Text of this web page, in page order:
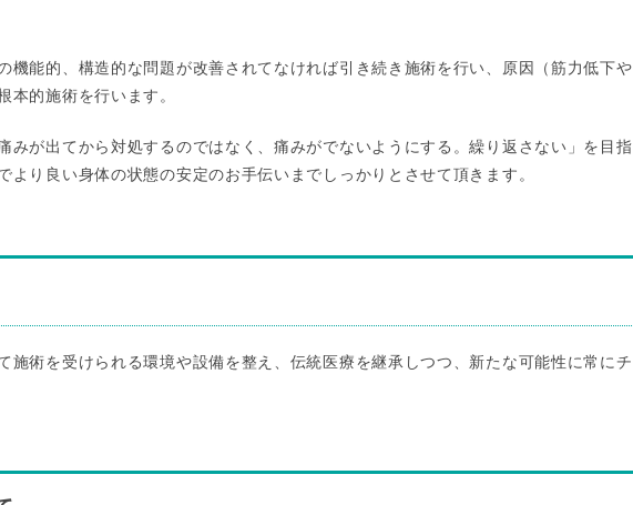
能的、構造的な問題が改善されてなければ引き続き施術を行い、原因（筋力低下や
本的施術を行います。
が出てから対処するのではなく、痛みがでないようにする。繰り返さない」を目指
より良い身体の状態の安定のお手伝いまでしっかりとさせて頂きます。
施術を受けられる環境や設備を整え、伝統医療を継承しつつ、新たな可能性に常にチ